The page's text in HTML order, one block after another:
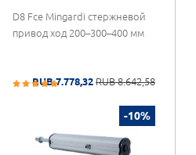
D8 Fce Mingardi стержневой
привод ход 200–300–400 мм
RUB 7.778,32 RUB 8.642,58
-10%